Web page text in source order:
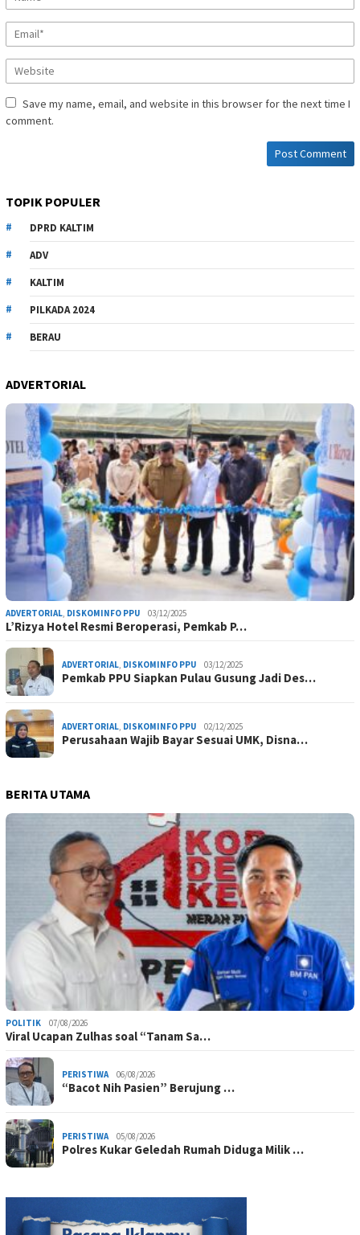
Save my name, email, and website in this browser for the next time I
comment.
TOPIK POPULER
DPRD KALTIM
ADV
KALTIM
PILKADA 2024
BERAU
ADVERTORIAL
ADVERTORIAL, DISKOMINFO PPU 03/12/2025
L’Rizya Hotel Resmi Beroperasi, Pemkab P…
ADVERTORIAL, DISKOMINFO PPU 03/12/2025
Pemkab PPU Siapkan Pulau Gusung Jadi Des…
ADVERTORIAL, DISKOMINFO PPU 02/12/2025
Perusahaan Wajib Bayar Sesuai UMK, Disna…
BERITA UTAMA
POLITIK 07/08/2026
Viral Ucapan Zulhas soal “Tanam Sa…
PERISTIWA 06/08/2026
“Bacot Nih Pasien” Berujung …
PERISTIWA 05/08/2026
Polres Kukar Geledah Rumah Diduga Milik …